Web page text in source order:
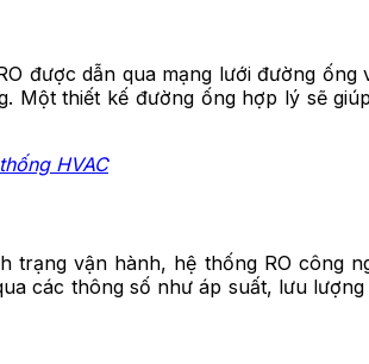
được dẫn qua mạng lưới đường
Một thiết kế đường ống hợp lý sẽ
HVAC
trạng vận hành, hệ thống RO công
các thông số như áp suất, lưu